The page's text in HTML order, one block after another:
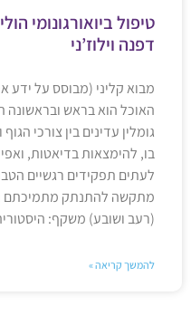
טיפול ביואורגונומי
דפנה וילוז’ני
מבוא קליני (מבוסס על ידע
האוכל הוא בראש ובראשונה
גומלין עדינים בין צורכי
בו, להימצאות בדיאטות,
לעתים תפקידים רגשיים
מתקשה להתנתק מתמיכתם
(רעב ושובע) משקף:
להמשך קריאה »